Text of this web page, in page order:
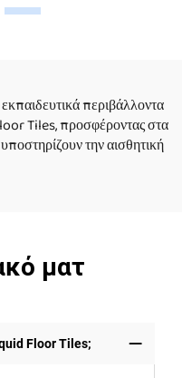
κοτς παιδικά παιδικά
περιβάλλοντα
Tiles, προσφέροντας στα
την αισθητική
ματ
Floor Tiles;